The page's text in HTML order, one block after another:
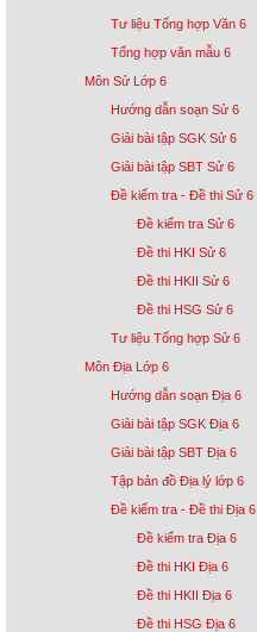
Tư liệu Tổng hợp Văn 6
Tổng hợp văn mẫu 6
Môn Sử Lớp 6
Hướng dẫn soạn Sử 6
Giải bài tập SGK Sử 6
Giải bài tập SBT Sử 6
Đề kiểm tra - Đề thi Sử 6
Đề kiểm tra Sử 6
Đề thi HKI Sử 6
Đề thi HKII Sử 6
Đề thi HSG Sử 6
Tư liệu Tổng hợp Sử 6
Môn Địa Lớp 6
Hướng dẫn soạn Địa 6
Giải bài tập SGK Địa 6
Giải bài tập SBT Địa 6
Tập bản đồ Địa lý lớp 6
Đề kiểm tra - Đề thi Địa 6
Đề kiểm tra Địa 6
Đề thi HKI Địa 6
Đề thi HKII Địa 6
Đề thi HSG Địa 6